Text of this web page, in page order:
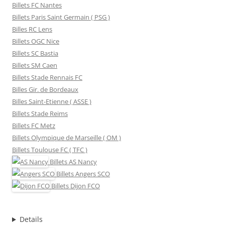
Billets FC Nantes
Billets Paris Saint Germain ( PSG )
Billes RC Lens
Billets OGC Nice
Billets SC Bastia
Billets SM Caen
Billets Stade Rennais FC
Billes Gir. de Bordeaux
Billes Saint-Etienne ( ASSE )
Billets Stade Reims
Billets FC Metz
Billets Olympique de Marseille ( OM )
Billets Toulouse FC ( TFC )
BilletsAS Nancy
BilletsAngers SCO
Billets Dijon FCO
Details